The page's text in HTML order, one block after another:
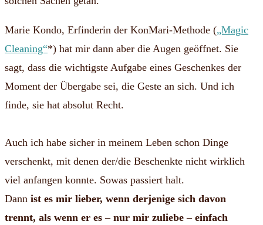
Marie Kondo, Erfinderin der KonMari-Methode („Magic
Cleaning“*) hat mir dann aber die Augen geöffnet. Sie
sagt, dass die wichtigste Aufgabe eines Geschenkes der
Moment der Übergabe sei, die Geste an sich. Und ich
finde, sie hat absolut Recht.
Auch ich habe sicher in meinem Leben schon Dinge
verschenkt, mit denen der/die Beschenkte nicht wirklich
viel anfangen konnte. Sowas passiert halt.
Dann ist es mir lieber, wenn derjenige sich davon
trennt, als wenn er es – nur mir zuliebe – einfach